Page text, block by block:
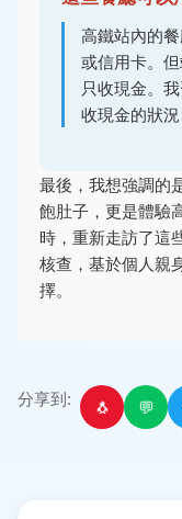
高鐵站內的
或信用卡。
只收現金。
收現金的狀況
最後，我想強調的
飽肚子，更是體驗
時，重新走訪了這
核查，基於個人親
擇。
分享到: 🐧 💬